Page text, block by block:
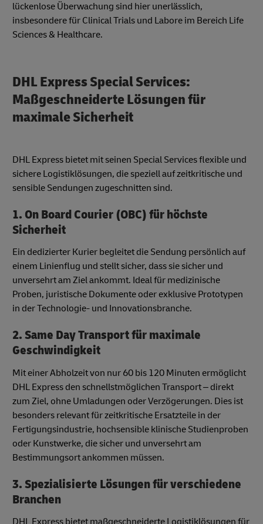
lückenlose Überwachung sind hier unerlässlich,
insbesondere für Clinical Trials und Labore im Bereich Life
Sciences & Healthcare.
DHL Express Special Services:
Maßgeschneiderte Lösungen für
maximale Sicherheit
DHL Express bietet mit seinen Special Services flexible und
sichere Logistiklösungen, die speziell auf zeitkritische und
sensible Sendungen zugeschnitten sind.
1. On Board Courier (OBC) für höchste
Sicherheit
Ein dedizierter Kurier begleitet die Sendung persönlich auf
einem Linienflug und stellt sicher, dass sie sicher und
unversehrt am Ziel ankommt. Ideal für medizinische
Proben, juristische Dokumente oder exklusive Prototypen
in der Technologie- und Innovationsbranche.
2. Same Day Transport für maximale
Geschwindigkeit
Mit einer Abholzeit von nur 60 bis 120 Minuten ermöglicht
DHL Express den schnellstmöglichen Transport – direkt
zum Ziel, ohne Umladungen oder Verzögerungen. Dies ist
besonders relevant für zeitkritische Ersatzteile in der
Fertigungsindustrie, hochsensible klinische Studienproben
oder Kunstwerke, die sicher und unversehrt am
Bestimmungsort ankommen müssen.
3. Spezialisierte Lösungen für verschiedene
Branchen